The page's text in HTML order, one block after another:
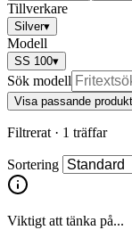
Tillverkare
Silver▾
Modell
SS 100▾
Sök modell
Visa passande
Filtrerat · 1 träffar
Sortering
Viktigt att tänka på...